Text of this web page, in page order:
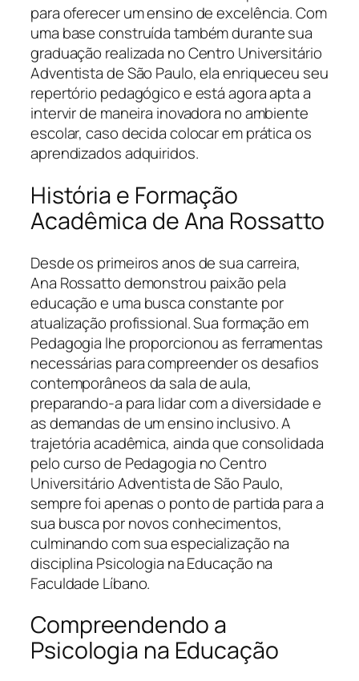
para oferecer um ensino de excelência. Com
uma base construída também durante sua
graduação realizada no Centro Universitário
Adventista de São Paulo, ela enriqueceu seu
repertório pedagógico e está agora apta a
intervir de maneira inovadora no ambiente
escolar, caso decida colocar em prática os
aprendizados adquiridos.
História e Formação
Acadêmica de Ana Rossatto
Desde os primeiros anos de sua carreira,
Ana Rossatto demonstrou paixão pela
educação e uma busca constante por
atualização profissional. Sua formação em
Pedagogia lhe proporcionou as ferramentas
necessárias para compreender os desafios
contemporâneos da sala de aula,
preparando-a para lidar com a diversidade e
as demandas de um ensino inclusivo. A
trajetória acadêmica, ainda que consolidada
pelo curso de Pedagogia no Centro
Universitário Adventista de São Paulo,
sempre foi apenas o ponto de partida para a
sua busca por novos conhecimentos,
culminando com sua especialização na
disciplina Psicologia na Educação na
Faculdade Líbano.
Compreendendo a
Psicologia na Educação